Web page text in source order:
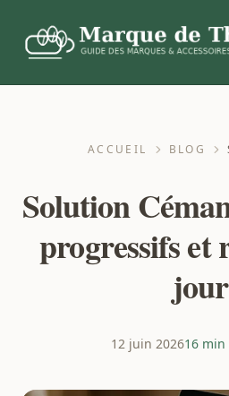
ACCUEIL BLOG
Solution
progressifs et
jour
12 juin 202616